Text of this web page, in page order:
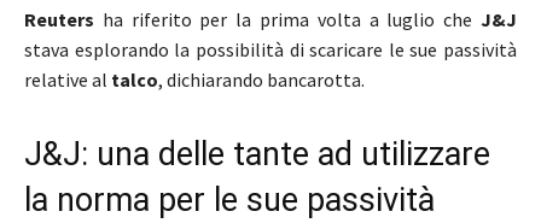
Reuters ha riferito per la prima volta a luglio che J&J
stava esplorando la possibilità di scaricare le sue passività
relative al talco, dichiarando bancarotta.
J&J: una delle tante ad utilizzare
la norma per le sue passività